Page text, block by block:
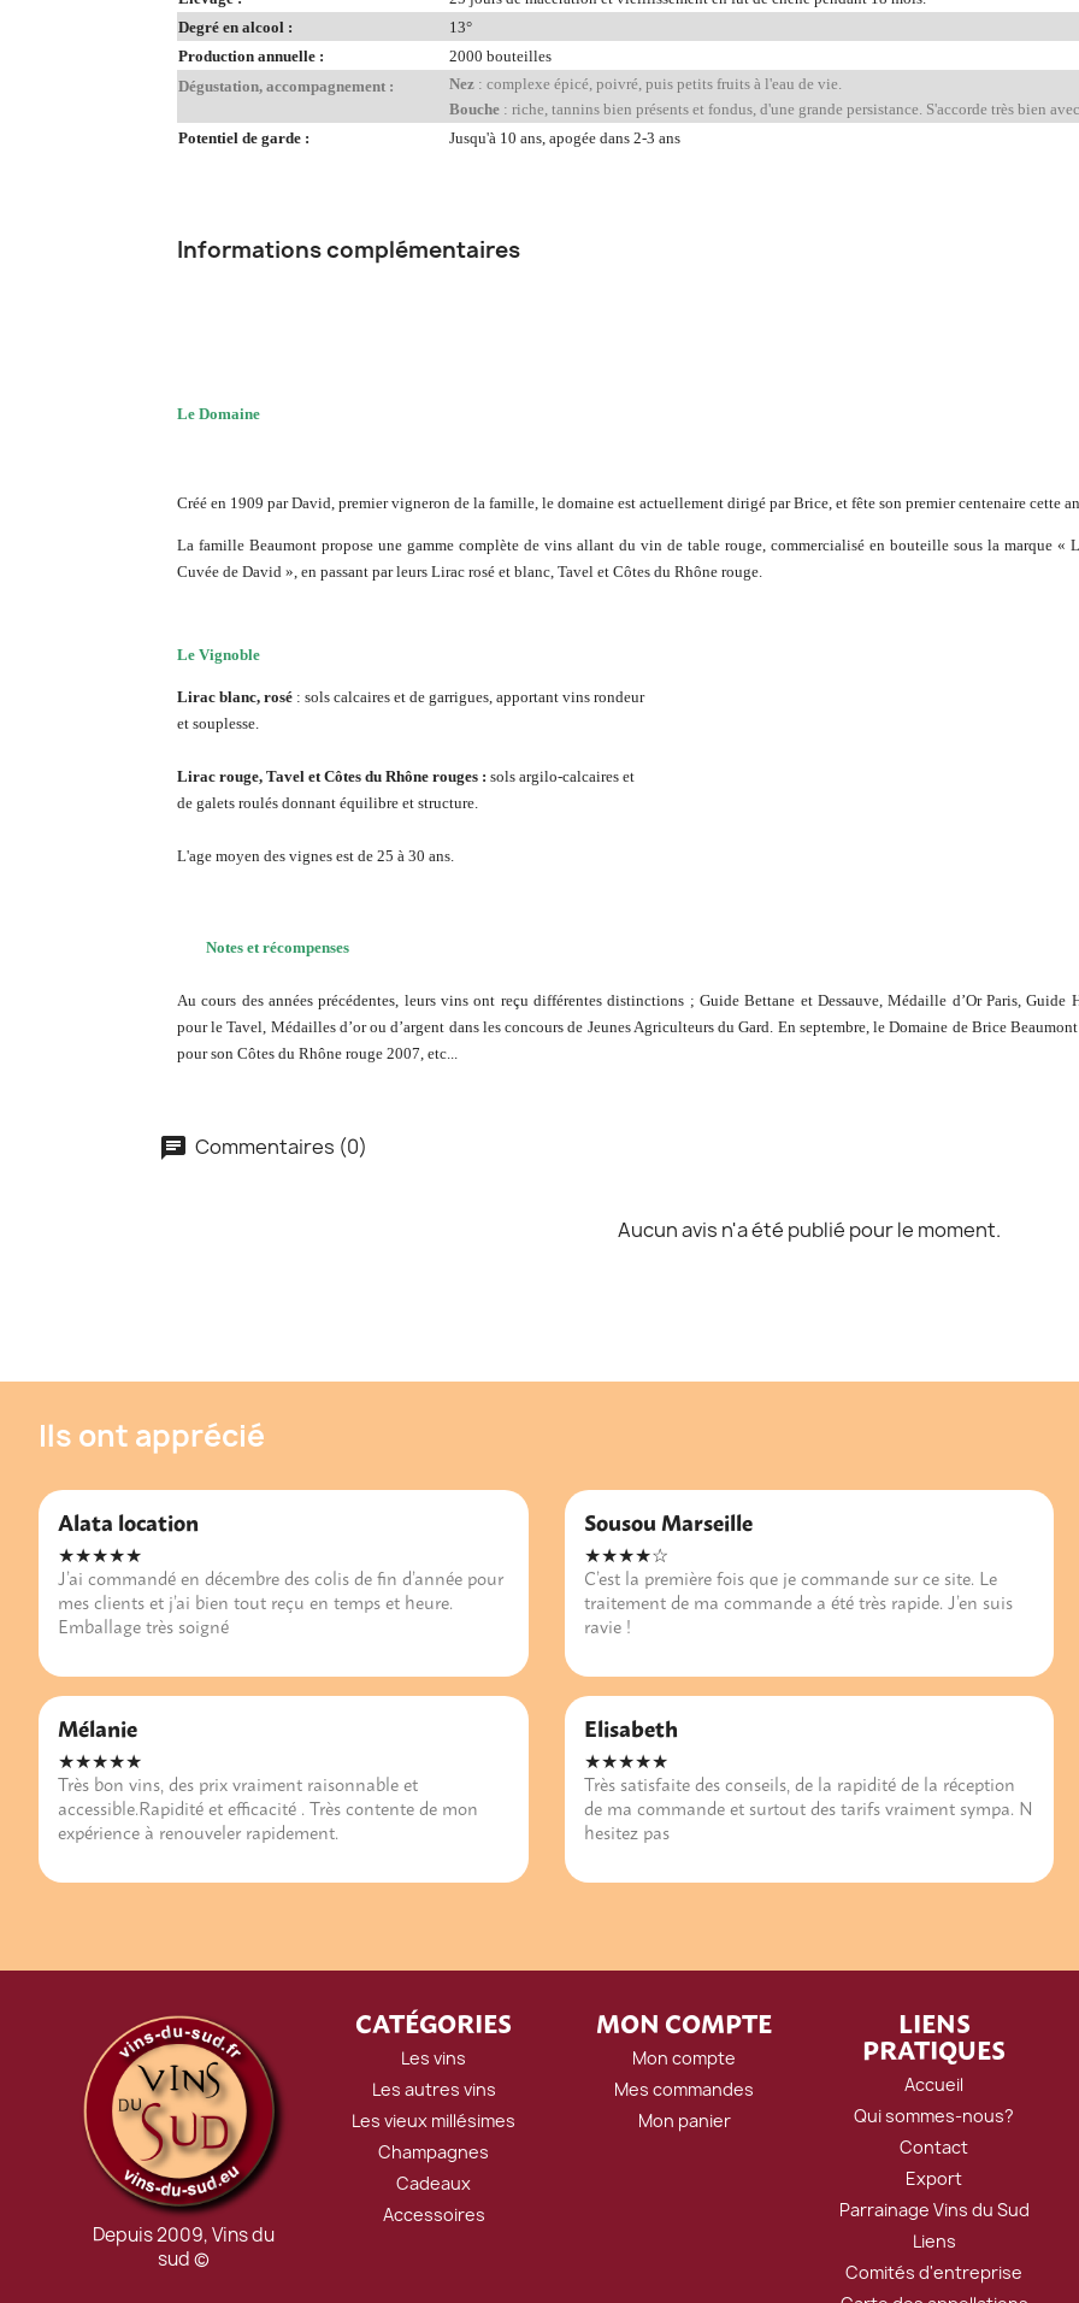
Degré en alcool :
13°
Production annuelle :
2000 bouteilles
Dégustation, accompagnement :
Nez : complexe épicé, poivré, puis petits fruits à l'eau de vie.
Bouche : riche, tannins bien présents et fondus, d'une grande persistance. S'accorde très bien
Potentiel de garde :
Jusqu'à 10 ans, apogée dans 2-3 ans
Informations complémentaires
Le Domaine
Créé en 1909 par David, premier vigneron de la famille, le domaine est actuellement dirigé par Brice, et fête son premier centenaire cette
La famille Beaumont propose une gamme complète de vins allant du vin de table rouge, commercialisé en bouteille sous la marque «
Cuvée de David », en passant par leurs Lirac rosé et blanc, Tavel et Côtes du Rhône rouge.
Le Vignoble
Lirac blanc, rosé : sols calcaires et de garrigues, apportant vins rondeur
et souplesse.
Lirac rouge, Tavel et Côtes du Rhône rouges : sols argilo-calcaires et
de galets roulés donnant équilibre et structure.
L'age moyen des vignes est de 25 à 30 ans.
Notes et récompenses
Au cours des années précédentes, leurs vins ont reçu différentes distinctions ; Guide Bettane et Dessauve, Médaille d’Or Paris,
pour le Tavel, Médailles d’or ou d’argent dans les concours de Jeunes Agriculteurs du Gard. En septembre, le Domaine de Brice
pour son Côtes du Rhône rouge 2007, etc...
Commentaires (0)
Aucun avis n'a été publié pour le moment.
Ils ont apprécié
Alata location
★★★★★
J’ai commandé en décembre des colis de fin d’année pour
mes clients et j’ai bien tout reçu en temps et heure.
Emballage très soigné
Mélanie
★★★★★
Très bon vins, des prix vraiment raisonnable et
accessible.Rapidité et efficacité . Très contente de mon
expérience à renouveler rapidement.
Sousou Marseille
★★★★☆
C’est la première fois que je commande sur ce site. Le
traitement de ma commande a été très rapide. J’en suis
ravie !
Elisabeth
★★★★★
Très satisfaite des conseils, de la rapidité de la réception
de ma commande et surtout des tarifs vraiment sympa. N
hesitez pas
Depuis 2009, Vins du
sud ©
CATÉGORIES
Les vins
Les autres vins
Les vieux millésimes
Champagnes
Cadeaux
Accessoires
MON COMPTE
Mon compte
Mes commandes
Mon panier
LIENS
PRATIQUES
Accueil
Qui sommes-nous?
Contact
Export
Parrainage Vins du Sud
Liens
Comités d'entreprise